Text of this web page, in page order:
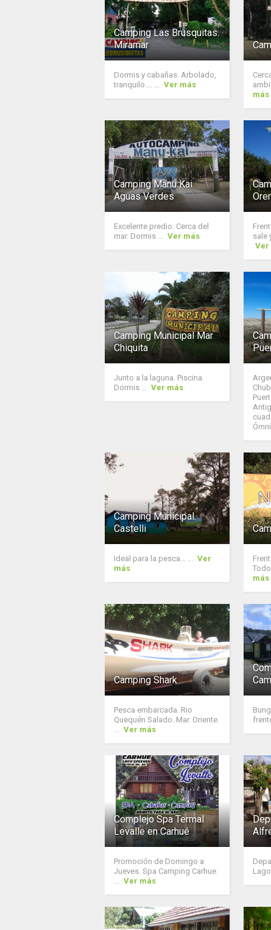
Camping Las Brusquitas.
Miramar
Dormis y cabañas. Arbolado,
tranquilo.... ... Ver más
más
Camping Manu Kai.
Aguas Verdes
Excelente predio. Cerca del
mar. Dormis ... Ver más
sale
Ver
Camping Municipal Mar
Chiquita
Junto a la laguna. Piscina.
Dormis ... Ver más
Camping Municipal.
Castelli
Ideal para la pesca... ... Ver
más
más
Camping Shark
Pesca embarcada. Rio
Quequén Salado. Mar. Oriente.
... Ver más
Complejo Spa Termal
Levalle en Carhué
Promoción de Domingo a
Jueves. Spa Camping Carhue.
... Ver más